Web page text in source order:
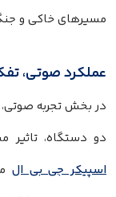
مسیرهای خاکی و
عملکرد صوتی،
در بخش تجربه صوتی،
دو دستگاه،
اسپیکر جی بی ال